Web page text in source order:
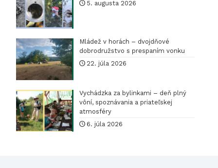
5. augusta 2026
Mládež v horách – dvojdňové
dobrodružstvo s prespaním vonku
22. júla 2026
Vychádzka za bylinkami – deň plný
vôní, spoznávania a priateľskej
atmosféry
6. júla 2026